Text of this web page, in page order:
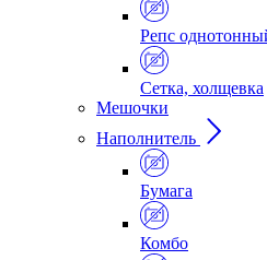
Репс
Сетка, холщевка
Мешочки
Наполнитель
Бумага
Комбо